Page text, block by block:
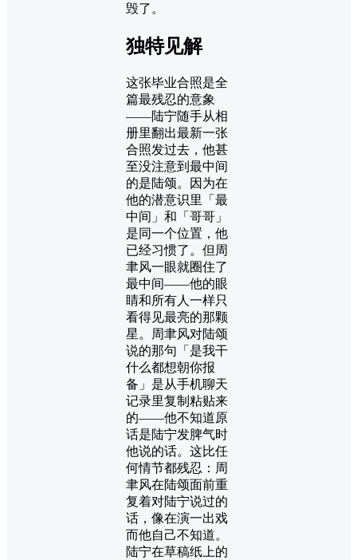
毁了。
独特见解
这张毕业合照是全
篇最残忍的意象
——陆宁随手从相
册里翻出最新一张
合照发过去，他甚
至没注意到最中间
的是陆颂。因为在
他的潜意识里「最
中间」和「哥哥」
是同一个位置，他
已经习惯了。但周
聿风一眼就圈住了
最中间——他的眼
睛和所有人一样只
看得见最亮的那颗
星。周聿风对陆颂
说的那句「是我干
什么都想朝你报
备」是从手机聊天
记录里复制粘贴来
的——他不知道原
话是陆宁发脾气时
他说的话。这比任
何情节都残忍：周
聿风在陆颂面前重
复着对陆宁说过的
话，像在演一出戏
而他自己不知道。
陆宁在草稿纸上的